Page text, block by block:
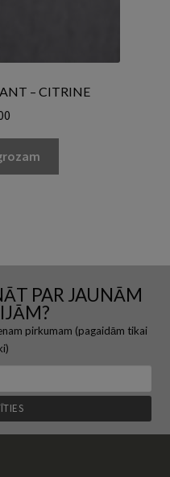
– CITRINE
PAR JAUNĀM
pirkumam (pagaidām tikai